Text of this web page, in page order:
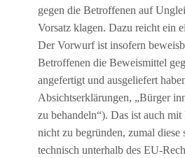
gegen die Betroffenen auf
Vorsatz klagen. Dazu reicht ein
Der Vorwurf ist insofern
Betroffenen die Beweismittel
angefertigt und ausgeliefert
Absichtserklärungen, „Bürger
zu behandeln“). Das ist auch mit
nicht zu begründen, zumal diese
technisch unterhalb des EU-